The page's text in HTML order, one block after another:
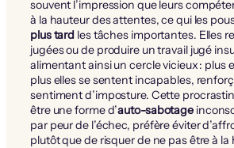
souvent l’impression que leurs
à la hauteur des attentes, ce qui les
plus tard les tâches importantes. Elles
jugées ou de produire un travail jugé
alimentant ainsi un cercle vicieux : plus
plus elles se sentent incapables,
sentiment d’imposture. Cette
être une forme d’auto-sabotage
par peur de l’échec, préfère éviter
plutôt que de risquer de ne pas être à la